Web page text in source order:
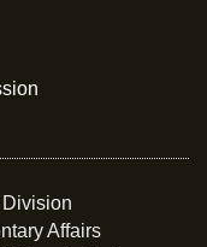
Affairs